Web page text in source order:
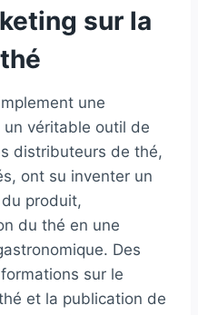
sur la
une
un véritable outil de
distributeurs de thé,
ont su inventer un
produit,
du thé en une
Des
sur le
et la publication de